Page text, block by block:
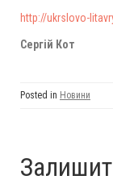
http://ukrslovo-
Сергій Кот
Posted in Новини